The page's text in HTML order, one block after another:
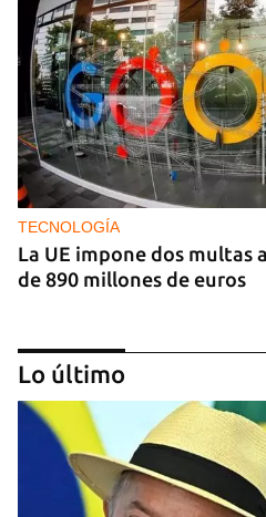
TECNOLOGÍA
La UE impone dos multas
de 890 millones de euros
Lo último